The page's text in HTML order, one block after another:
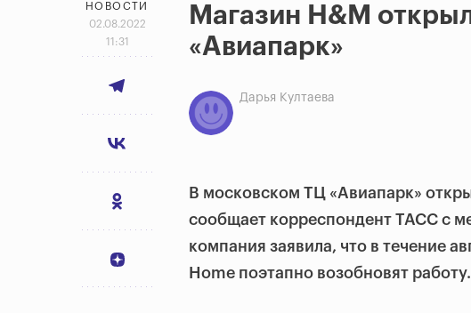
НОВОСТИ
02.08.2022
11:31
Магазин H&M
«Авиапарк»
Дарья Култаева
В московском ТЦ «Авиапарк»
сообщает корреспондент ТАСС с
компания заявила, что в течение
Home поэтапно возобновят